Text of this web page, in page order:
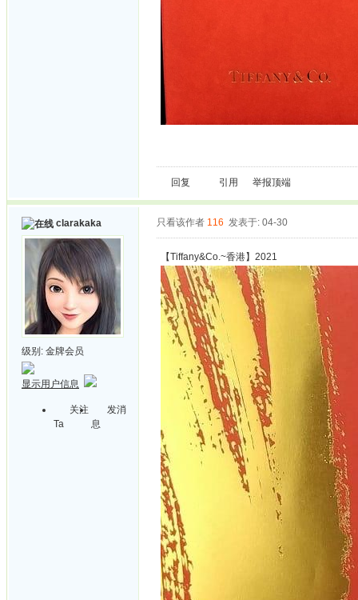
回复 引用 举报顶端
clarakaka
级别: 金牌会员
显示用户信息
关注
Ta
发消
息
只看该作者 116 发表于: 04-30
【Tiffany&Co.~香港】2021